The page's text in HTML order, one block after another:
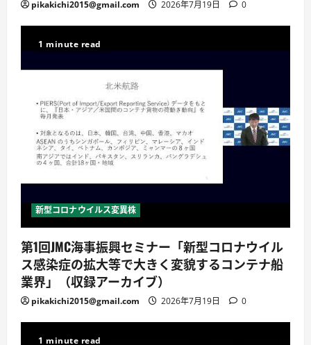
pikakichi2015@gmail.com 2026年7月19日 0
1 minute read
新型コロナウイルス変異株
第1回JMC海事振興セミナー「新型コロナウイル
ス感染症の拡大等で大きく変貌するコンテナ船
業界」（収録アーカイブ）
pikakichi2015@gmail.com 2026年7月19日 0
1 minute read